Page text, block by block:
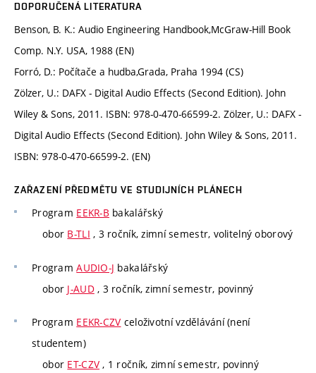
DOPORUČENÁ LITERATURA
Benson, B. K.: Audio Engineering Handbook,McGraw-Hill Book
Comp. N.Y. USA, 1988 (EN)
Forró, D.: Počítače a hudba,Grada, Praha 1994 (CS)
Zölzer, U.: DAFX - Digital Audio Effects (Second Edition). John
Wiley & Sons, 2011. ISBN: 978-0-470-66599-2. Zölzer, U.: DAFX -
Digital Audio Effects (Second Edition). John Wiley & Sons, 2011.
ISBN: 978-0-470-66599-2. (EN)
ZAŘAZENÍ PŘEDMĚTU VE STUDIJNÍCH PLÁNECH
Program EEKR-B bakalářský
obor B-TLI , 3 ročník, zimní semestr, volitelný oborový
ProgramAUDIO-J bakalářský
obor J-AUD, 3 ročník, zimní semestr, povinný
Program EEKR-CZV celoživotní vzdělávání (není
studentem)
obor ET-CZV , 1 ročník, zimní semestr, povinný